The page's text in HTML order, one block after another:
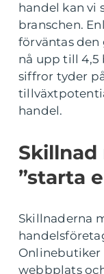
handel kan vi
branschen.
förväntas
nå upp till 4,5
siffror tyder
handel.
Skillnad
”starta
Skillnaderna
Onlinebutiker
webbplats